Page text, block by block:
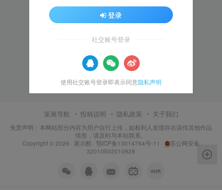
策展导航 投稿说明 隐私政策 关于我们
免责声明：本网站部分内容为用户自行上传，如权利人发现存在误传其他作品
情形，请及时与本站联系。
Copyright © 2026 · 展示酷 · 鄂ICP备13014754号-11 ·
苏公网安备
32010502010928
登录
社交账号登录
使用社交账号登录即表示同意隐私声明